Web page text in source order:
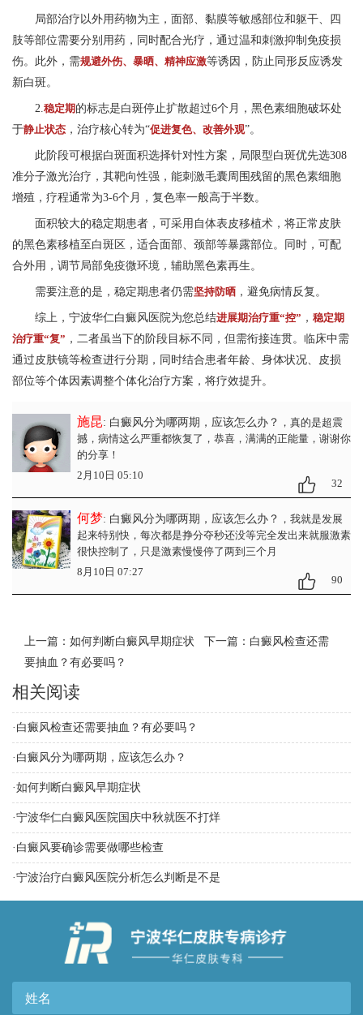
局部治疗以外用药物为主，面部、黏膜等敏感部位和躯干、四
肢等部位需要分别用药，同时配合光疗，通过温和刺激抑制免疫损
伤。此外，需规避外伤、暴晒、精神应激等诱因，防止同形反应诱发
新白斑。
2.稳定期的标志是白斑停止扩散超过6个月，黑色素细胞破坏处
于静止状态 ，治疗核心转为“促进复色、改善外观”。
此阶段可根据白斑面积选择针对性方案，局限型白斑优先选308
准分子激光治疗，其靶向性强，能刺激毛囊周围残留的黑色素细胞
增殖，疗程通常为3-6个月，复色率一般高于半数。
面积较大的稳定期患者，可采用自体表皮移植术，将正常皮肤
的黑色素移植至白斑区，适合面部、颈部等暴露部位。同时，可配
合外用，调节局部免疫微环境，辅助黑色素再生。
需要注意的是，稳定期患者仍需坚持防晒 ，避免病情反复。
综上， 宁波华仁白癜风医 院为您总结进展期治疗重“控” ， 稳定期
治疗重“复” ，二者虽当下的阶段目标不同，但需衔接连贯。临床中需
通过皮肤镜等检查进行分期，同时结合患者年龄、身体状况、皮损
部位等个体因素调整个体化治疗方案，将疗效提升。
施昆: 白癜风分为哪两期，应该怎么办？ ，真的是超震
撼，病情这么严重都恢复了，恭喜，满满的正能量，谢谢你
的分享！
2月10日 05:10
32
何梦: 白癜风分为哪两期，应该怎么办？ ，我就是发展
起来特别快，每次都是挣分夺秒还没等完全发出来就服激素
很快控制了，只是激素慢慢停了两到三个月
8月10日 07:27
90
上一篇： 如何判断白癜风早期症状 下一篇： 白癜风检查还需
要抽血？有必要吗？
相关阅读
· 白癜风检查还需要抽血？有必要吗？
· 白癜风分为哪两期，应该怎么办？
·如何判断白癜风早期症状
·宁波华仁白癜风医院国庆中秋就医不打烊
· 白癜风要确诊需要做哪些检查
·宁波治疗白癜风医院分析怎么判断是不是